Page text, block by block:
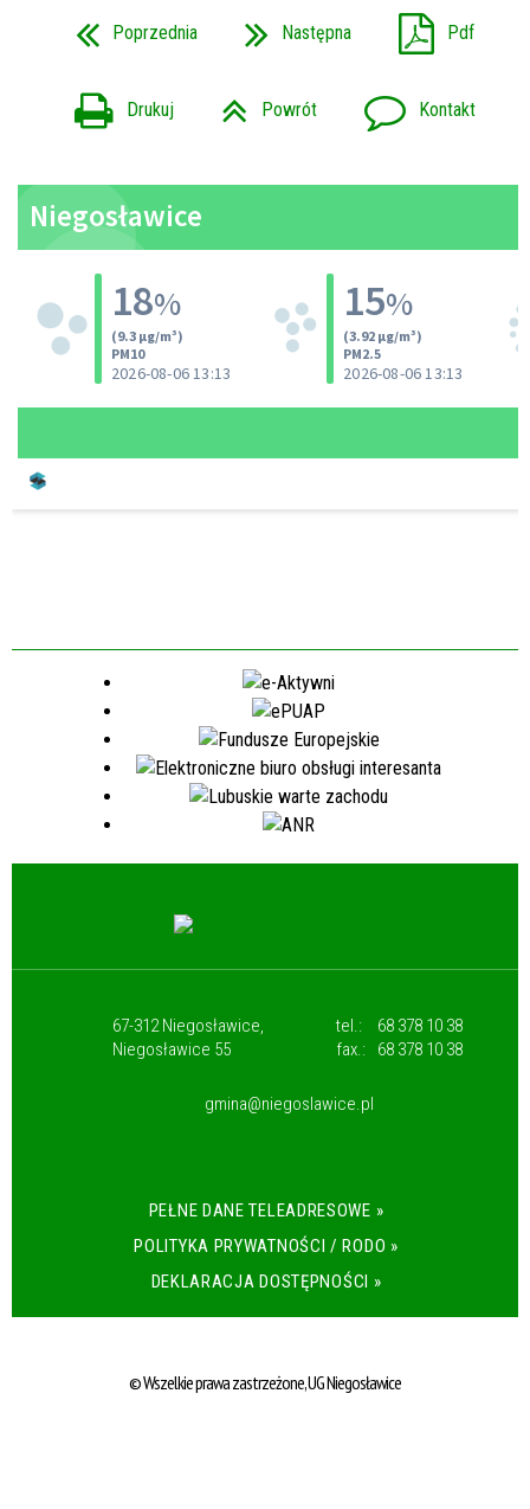
Poprzednia Następna Pdf
Drukuj Powrót Kontakt
67-312 Niegosławice,
Niegosławice 55
tel.:
68 378 10 38
fax.:
68 378 10 38
gmina@niegoslawice.pl
PEŁNE DANE TELEADRESOWE »
POLITYKA PRYWATNOŚCI / RODO »
DEKLARACJA DOSTĘPNOŚCI »
© Wszelkie prawa zastrzeżone, UG Niegosławice